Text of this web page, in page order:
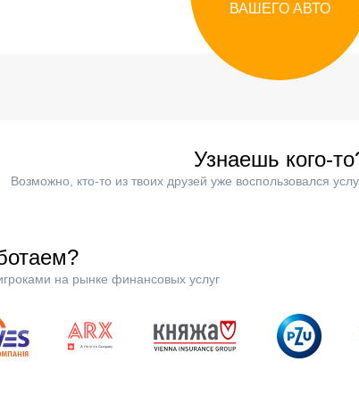
ВАШЕГО АВТО
Узнаешь кого-
Возможно, кто-то из твоих друзей уже воспользовался
на рынке финансовых услуг